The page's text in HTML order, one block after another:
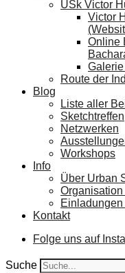
USk Victor
Victor
Online
Route der
Blog
Liste aller
Sketchtreffen
Netzwerken
Workshops
Info
Über Urban
Kontakt
Folge uns auf
Suche